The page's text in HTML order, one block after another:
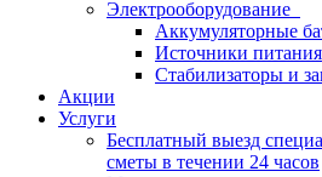
Электрооборудование
Аккумуляторные
Источники питания
Стабилизаторы и
Акции
Услуги
Бесплатный выезд
сметы в течении 24 часов